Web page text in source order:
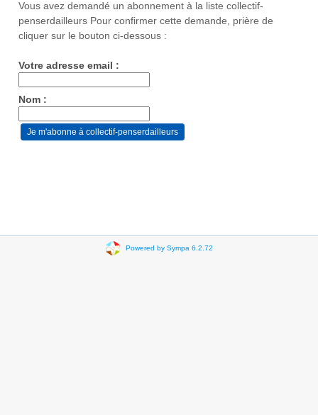
Vous avez demandé un abonnement à la liste collectif-
penserdailleurs Pour confirmer cette demande, prière de
cliquer sur le bouton ci-dessous :
Votre adresse email :
Nom :
Powered by Sympa 6.2.72